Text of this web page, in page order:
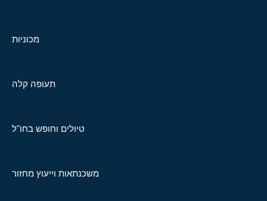
מכוניות
תעופה קלה
טיולים וחופש בחו"ל
משכנתאות וייעוץ מחזור